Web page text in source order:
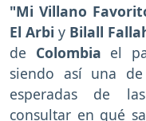
"Mi Villano
El Arbiy Bilall
de Colombia el
siendo así una
esperadas de
consultar en qué